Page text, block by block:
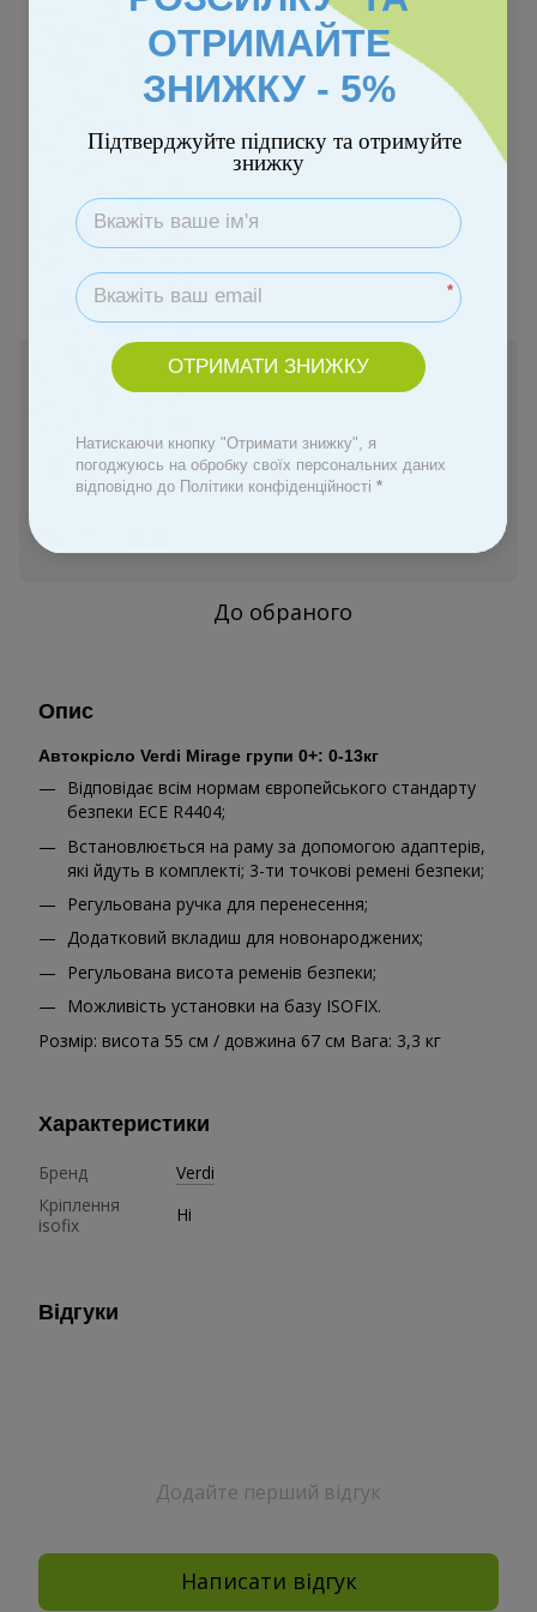
-5% після реєстрації!
Колір
Немає в наявності
Повідомити, коли з'явиться
До обраного
Опис
Автокрісло Verdi Mirage групи 0+: 0-13кг
Відповідає всім нормам європейського стандарту
безпеки ECE R4404;
Встановлюється на раму за допомогою адаптерів,
які йдуть в комплекті; 3-ти точкові ремені безпеки;
Регульована ручка для перенесення;
Додатковий вкладиш для новонароджених;
Регульована висота ременів безпеки;
Можливість установки на базу ISOFIX.
Розмір: висота 55 см / довжина 67 см Вага: 3,3 кг
Характеристики
Бренд
Verdi
Кріплення
isofix
Ні
Відгуки
Додайте перший відгук
Написати відгук
ОТРИМАЙТЕ
ЗНИЖКУ - 5%
Підтверджуйте підписку та отримуйте
знижку
*
ОТРИМАТИ ЗНИЖКУ
Натискаючи кнопку "Отримати знижку", я
погоджуюсь на обробку своїх персональних даних
відповідно до Політики конфіденційності *